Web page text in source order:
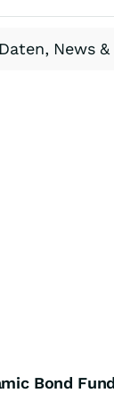
News
Bond